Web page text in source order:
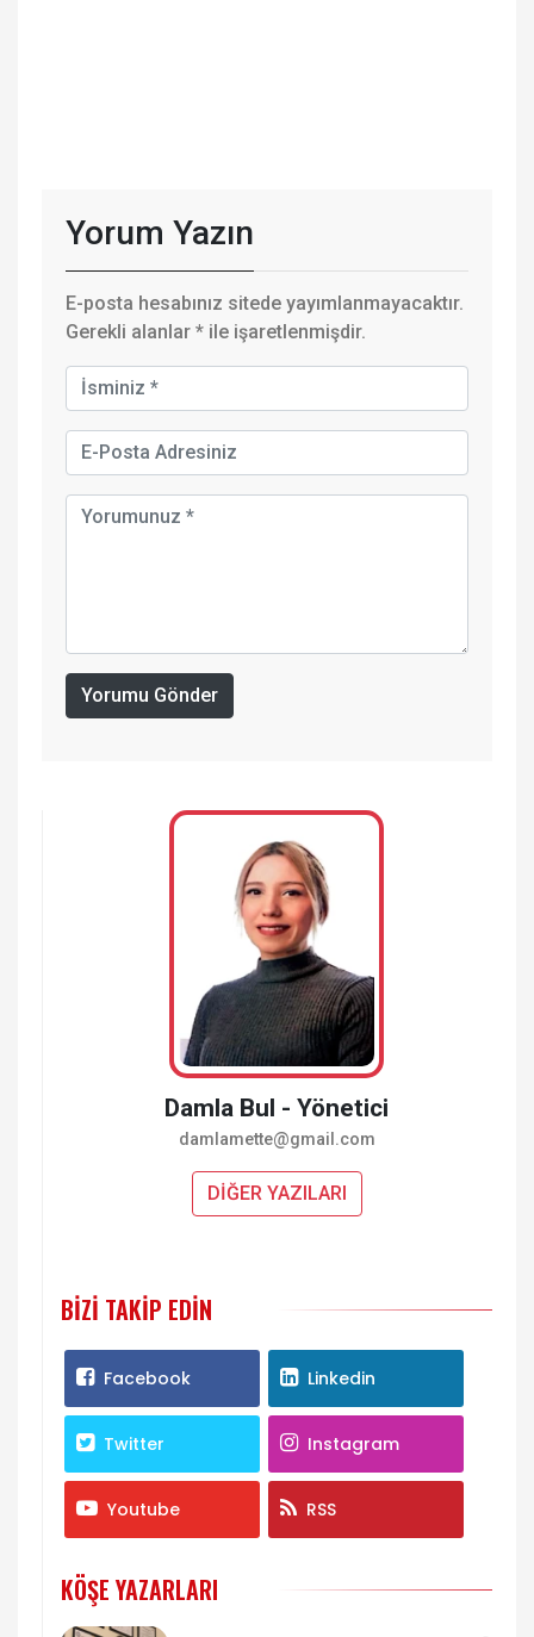
Yorum Yazın
E-posta hesabınız sitede yayımlanmayacaktır.
Gerekli alanlar * ile işaretlenmişdir.
Yorumu Gönder
Damla Bul - Yönetici
damlamette@gmail.com
DİĞER YAZILARI
BIZI TAKIP EDIN
Facebook Linkedin
Twitter Instagram
Youtube RSS
KÖŞE YAZARLARI